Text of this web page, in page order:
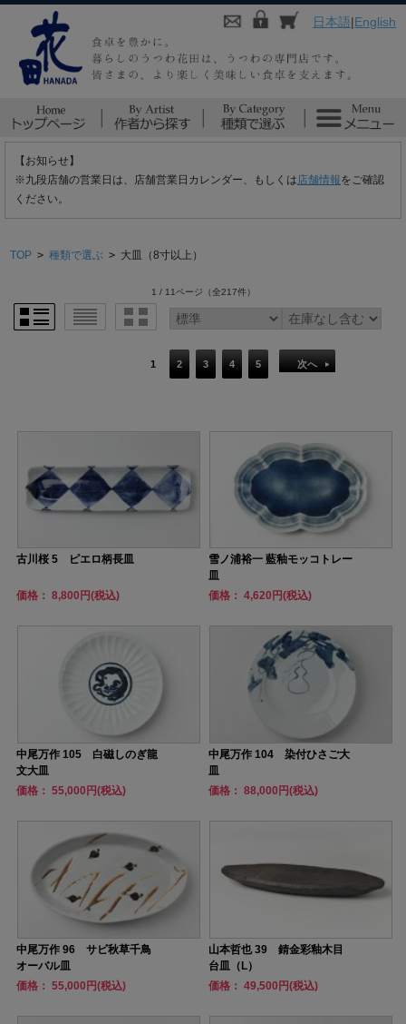
日本語|English
【お知らせ】
※九段店舗の営業日は、店舗営業日カレンダー、もしくは 店舗情報をご確認
ください。
TOP > 種類で選ぶ > 大皿（8寸以上）
1 / 11ページ （全217件）
1 2 3 4 5 次へ
古川桜 5 ピエロ柄長皿
価格： 8,800円(税込)
雪ノ浦裕一 藍釉モッコトレー
皿
価格： 4,620円(税込)
中尾万作 105 白磁しのぎ龍
文大皿
価格： 55,000円(税込)
中尾万作 104 染付ひさご大
皿
価格： 88,000円(税込)
中尾万作 96 サビ秋草千鳥
オーバル皿
価格： 55,000円(税込)
山本哲也 39 錆金彩釉木目
台皿（L）
価格： 49,500円(税込)